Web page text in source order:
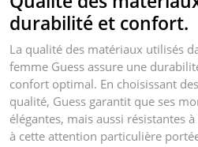
durabilité et confort.
La qualité des matériaux utilisés
femme Guess assure une
confort optimal. En choisissant
qualité, Guess garantit que ses
élégantes, mais aussi résistantes
à cette attention particulière